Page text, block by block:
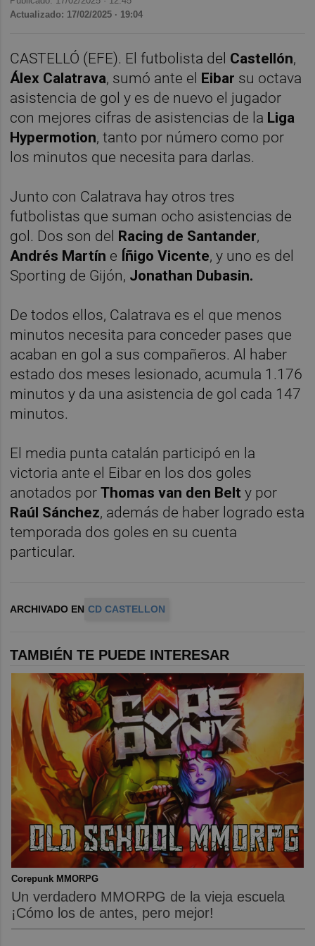
Actualizado: 17/02/2025 · 19:04
CASTELLÓ (EFE). El futbolista del Castellón,
Álex Calatrava, sumó ante el Eibar su octava
asistencia de gol y es de nuevo el jugador
con mejores cifras de asistencias de la Liga
Hypermotion, tanto por número como por
los minutos que necesita para darlas.
Junto con Calatrava hay otros tres
futbolistas que suman ocho asistencias de
gol. Dos son del Racing de Santander,
Andrés Martín e Íñigo Vicente, y uno es del
Sporting de Gijón, Jonathan Dubasin.
De todos ellos, Calatrava es el que menos
minutos necesita para conceder pases que
acaban en gol a sus compañeros. Al haber
estado dos meses lesionado, acumula 1.176
minutos y da una asistencia de gol cada 147
minutos.
El media punta catalán participó en la
victoria ante el Eibar en los dos goles
anotados porThomas van den Belt y por
Raúl Sánchez, además de haber logrado esta
temporada dos goles en su cuenta
particular.
ARCHIVADO EN CD CASTELLON
TAMBIÉN TE PUEDE INTERESAR
Corepunk MMORPG
Un verdadero MMORPG de la vieja escuela
¡Cómo los de antes, pero mejor!